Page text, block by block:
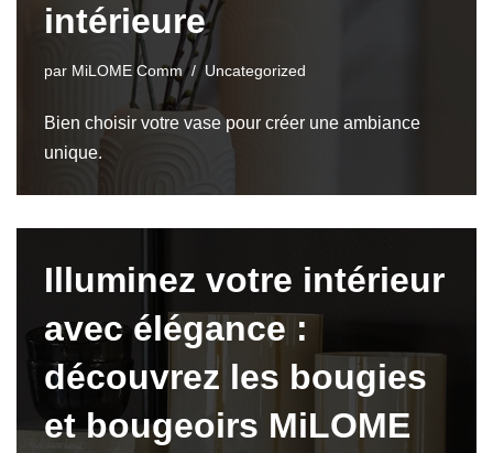
intérieure
par MiLOME Comm Uncategorized
Bien choisir votre vase pour créer une ambiance
unique.
Illuminez votre intérieur
avec élégance :
découvrez les bougies
et bougeoirs MiLOME